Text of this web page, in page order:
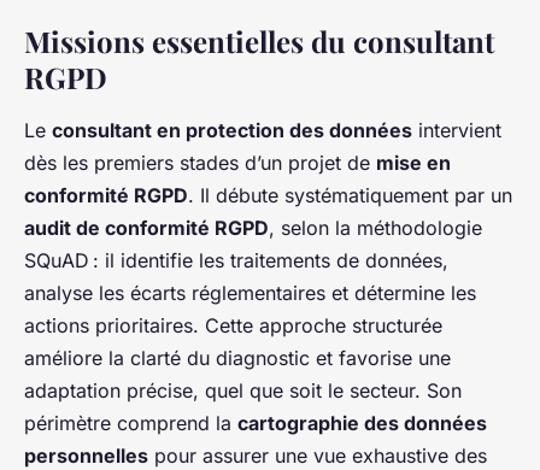
Missions essentielles du consultant
RGPD
Le consultant en protection des données intervient
dès les premiers stades d’un projet de mise en
conformité RGPD. Il débute systématiquement par un
audit de conformité RGPD, selon la méthodologie
SQuAD : il identifie les traitements de données,
analyse les écarts réglementaires et détermine les
actions prioritaires. Cette approche structurée
améliore la clarté du diagnostic et favorise une
adaptation précise, quel que soit le secteur. Son
périmètre comprend la cartographie des données
personnelles pour assurer une vue exhaustive des